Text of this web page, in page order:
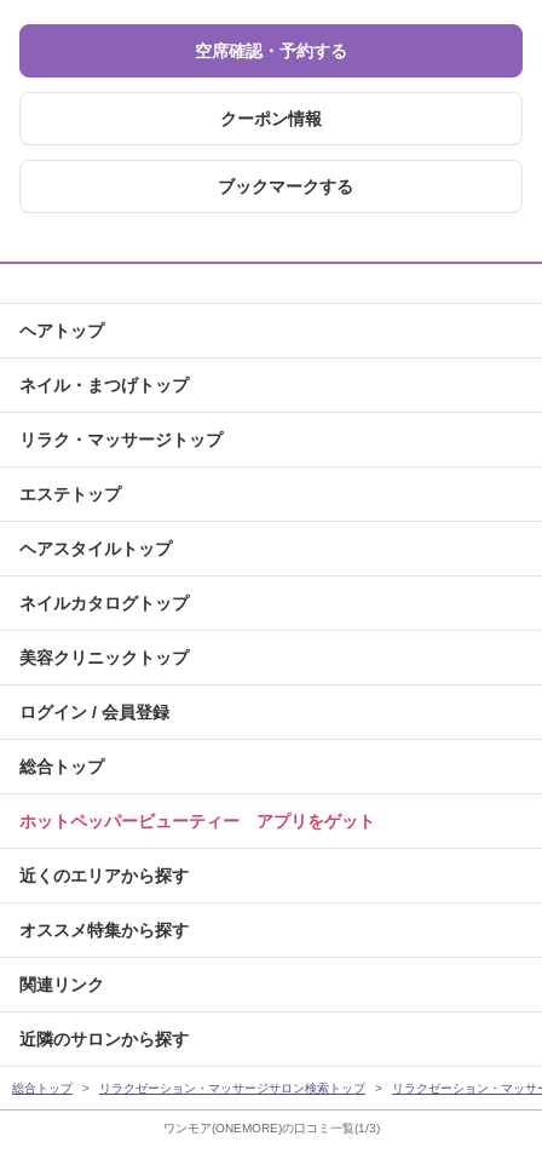
ワンモア(ONEMORE)の口コミ一覧(1/3)
空席確認・予約する
クーポン情報
ブックマークする
ヘアトップ
ネイル・まつげトップ
リラク・マッサージトップ
エステトップ
ヘアスタイルトップ
ネイルカタログトップ
美容クリニックトップ
ログイン / 会員登録
総合トップ
ホットペッパービューティー アプリをゲット
近くのエリアから探す
オススメ特集から探す
関連リンク
近隣のサロンから探す
総合トップ リラクゼーション・マッサージサロン検索トップ リラクゼーション・マッ